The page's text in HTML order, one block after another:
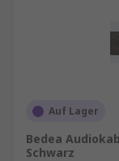
Auf Lager
Bedea
Schwarz